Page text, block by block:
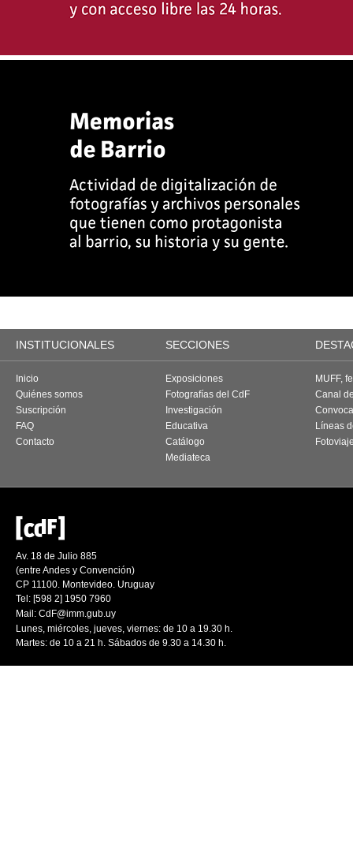
INSTITUCIONALES SECCIONES
Inicio
Quiénes somos
Suscripción
FAQ
Contacto
Exposiciones
Fotografías del CdF
Investigación
Educativa
Catálogo
Mediateca
MUFF,
Canal
Líneas
Av. 18 de Julio 885
(entre Andes y Convención)
CP 11100. Montevideo. Uruguay
Tel: [598 2] 1950 7960
Mail: CdF@imm.gub.uy
Lunes, miércoles, jueves, viernes: de 10 a 19.30 h.
Martes: de 10 a 21 h. Sábados de 9.30 a 14.30 h.